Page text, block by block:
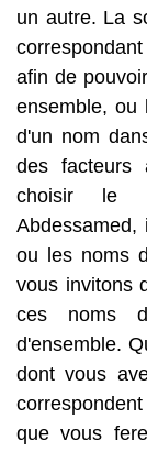
un autre. La
afin de
ensemble, ou
d'un nom
des facteurs
choisir le
ou les noms
vous invitons
ces noms
d'ensemble.
dont vous
que vous